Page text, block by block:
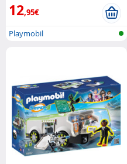
12,95€
Playmobil